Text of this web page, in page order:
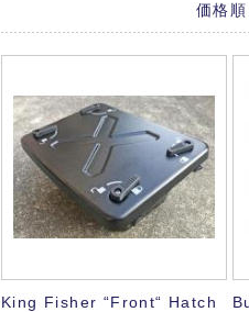
価格順
King Fisher “Front“ Hatch